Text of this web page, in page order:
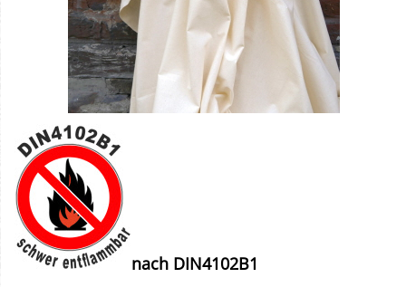
nach DIN4102B1